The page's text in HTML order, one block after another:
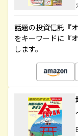
話題の投資信託『
をキーワードに『
します。